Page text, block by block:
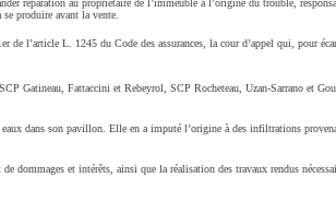
réparation au propriétaire de l’immeuble à l’origine du trouble,
produire avant la vente.
de l’article L. 1245 du Code des assurances, la cour d’appel qui, pour
Gatineau, Fattaccini et Rebeyrol, SCP Rocheteau, Uzan-Sarrano et
dans son pavillon. Elle en a imputé l’origine à des infiltrations
dommages et intérêts, ainsi que la réalisation des travaux rendus